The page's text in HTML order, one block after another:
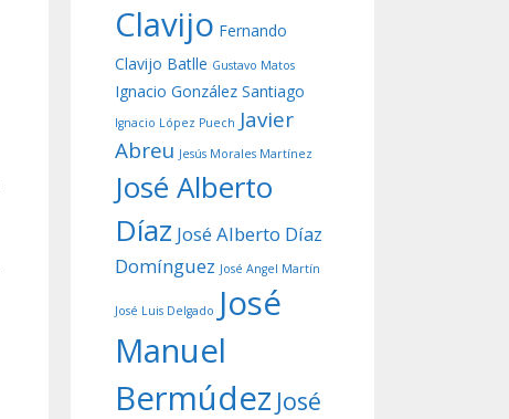
Clavijo Fernando
Clavijo Batlle Gustavo Matos
Ignacio González Santiago
Ignacio López Puech Javier
Abreu Jesús Morales Martínez
José Alberto
Díaz José Alberto Díaz
Domínguez José Angel Martín
José Luis Delgado José
Manuel
Bermúdez José